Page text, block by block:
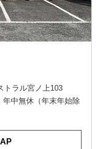
トラル宮ノ上103
中無休（年末年始除